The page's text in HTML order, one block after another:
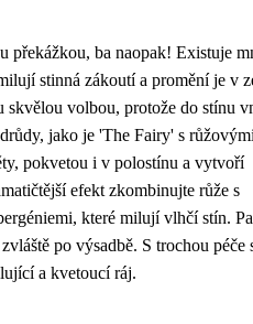
překážkou, ba naopak! Existuje
stinná zákoutí a promění je v
skvělou volbou, protože do stínu
jako je 'The Fairy' s
pokvetou i v polostínu a vytvoří
efekt zkombinujte růže s
které milují vlhčí stín.
po výsadbě. S trochou péče
a kvetoucí ráj.